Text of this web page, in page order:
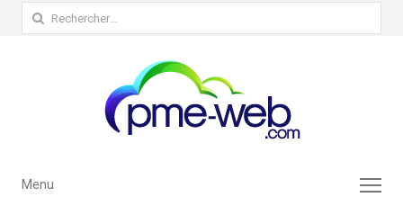
Rechercher :
Menu
Menu